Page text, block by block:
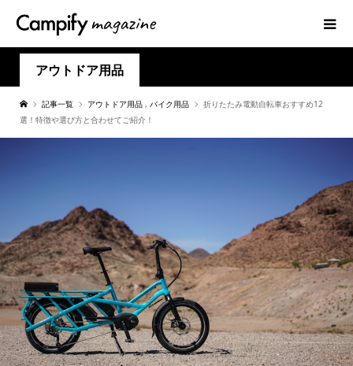
アウトドア用品
記事一覧 アウトドア用品 , バイク用品
折りたたみ電動自転車おすすめ12
選！特徴や選び方と合わせてご紹介！